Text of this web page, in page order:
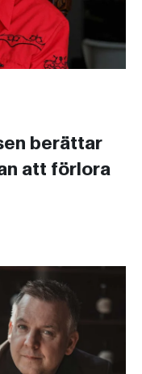
berättar
att förlora